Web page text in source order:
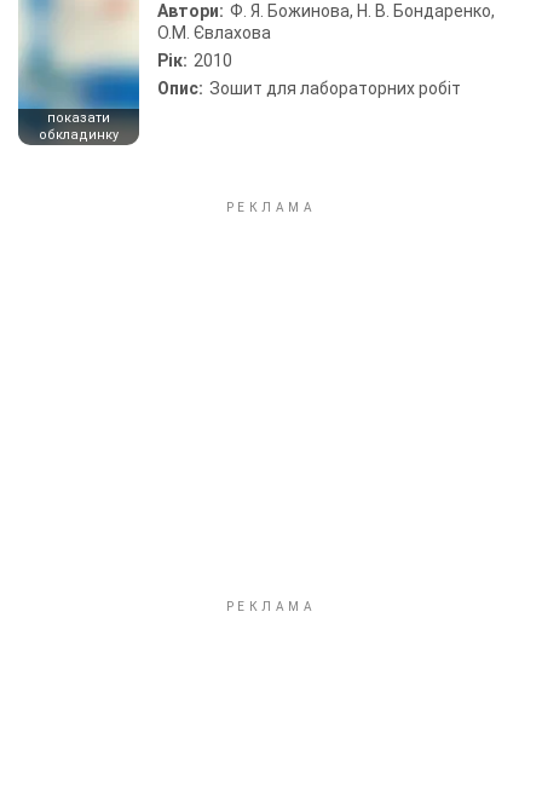
показати
обкладинку
Автори: Ф. Я. Божинова, Н. В. Бондаренко,
О.М. Євлахова
Рік: 2010
Опис: Зошит для лабораторних робіт